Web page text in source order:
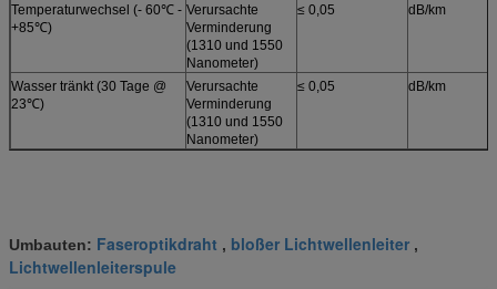
Temperaturwechsel (- 60℃ -
+85℃)
Verursachte
Verminderung
(1310 und 1550
Nanometer)
≤ 0,05 dB/km
Wasser tränkt (30 Tage @
23℃)
Verursachte
Verminderung
(1310 und 1550
Nanometer)
≤ 0,05 dB/km
Umbauten: Faseroptikdraht , bloßer Lichtwellenleiter ,
Lichtwellenleiterspule